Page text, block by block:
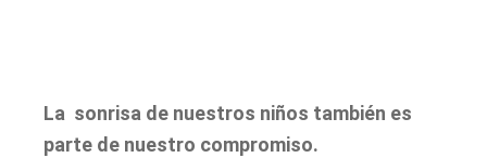
La sonrisa de nuestros niños también es
parte de nuestro compromiso.